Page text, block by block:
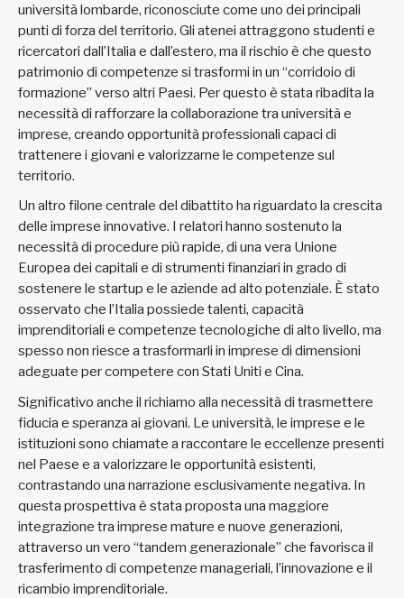
università lombarde, riconosciute come uno dei principali
punti di forza del territorio. Gli atenei attraggono studenti e
ricercatori dall’Italia e dall’estero, ma il rischio è che questo
patrimonio di competenze si trasformi in un “corridoio di
formazione” verso altri Paesi. Per questo è stata ribadita la
necessità di rafforzare la collaborazione tra università e
imprese, creando opportunità professionali capaci di
trattenere i giovani e valorizzarne le competenze sul
territorio.
Un altro filone centrale del dibattito ha riguardato la crescita
delle imprese innovative. I relatori hanno sostenuto la
necessità di procedure più rapide, di una vera Unione
Europea dei capitali e di strumenti finanziari in grado di
sostenere le startup e le aziende ad alto potenziale. È stato
osservato che l’Italia possiede talenti, capacità
imprenditoriali e competenze tecnologiche di alto livello, ma
spesso non riesce a trasformarli in imprese di dimensioni
adeguate per competere con Stati Uniti e Cina.
Significativo anche il richiamo alla necessità di trasmettere
fiducia e speranza ai giovani. Le università, le imprese e le
istituzioni sono chiamate a raccontare le eccellenze presenti
nel Paese e a valorizzare le opportunità esistenti,
contrastando una narrazione esclusivamente negativa. In
questa prospettiva è stata proposta una maggiore
integrazione tra imprese mature e nuove generazioni,
attraverso un vero “tandem generazionale” che favorisca il
trasferimento di competenze manageriali, l’innovazione e il
ricambio imprenditoriale.